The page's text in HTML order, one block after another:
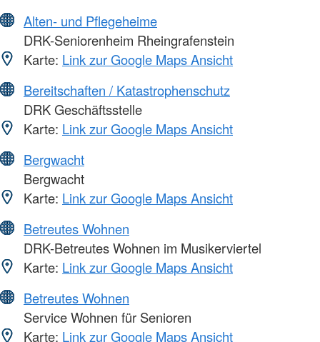
Alten- und Pflegeheime
DRK-Seniorenheim Rheingrafenstein
Karte: Link zur Google Maps Ansicht
Bereitschaften / Katastrophenschutz
DRK Geschäftsstelle
Karte: Link zur Google Maps Ansicht
Bergwacht
Bergwacht
Karte: Link zur Google Maps Ansicht
Betreutes Wohnen
DRK-Betreutes Wohnen im Musikerviertel
Karte: Link zur Google Maps Ansicht
Betreutes Wohnen
Service Wohnen für Senioren
Karte: Link zur Google Maps Ansicht